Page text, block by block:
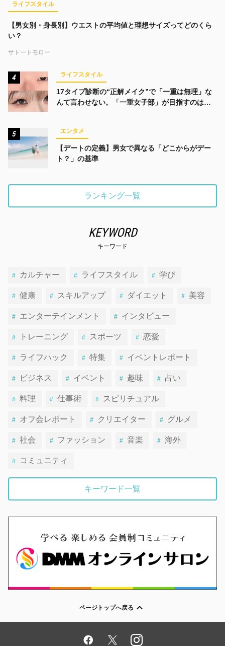
ライフスタイル
【男女別・身長別】ウエストの平均値と理想サイズってどのくら
い？
サトートモロー
4 ライフスタイル
17タイプ診断の“正解メイク”で「一重は無理」な
んて言わせない。「一重女子部」が目指すのは、
5 エンタメ
【デートの定義】男女で異なる「どこからがデー
ト？」の基準
ランキング一覧
KEYWORD
キーワード
カルチャー ライフスタイル 学び
健康 スキルアップ ダイエット 美容
エンターテインメント インタビュー
トレーニング スポーツ 恋愛
ライフハック 特集 イベントレポート
ビジネス イベント 趣味 占い
料理 仕事術 スピリチュアル
オフ会レポート クリエイター グルメ
社会 ファッション 音楽 海外
コミュニティ
キーワード一覧
ページトップへ戻る